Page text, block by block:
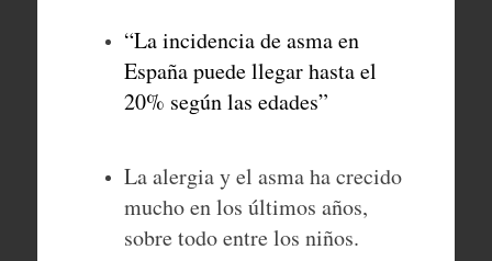
“La incidencia de asma en
España puede llegar hasta el
20% según las edades”
La alergia y el asma ha crecido
mucho en los últimos años,
sobre todo entre los niños.